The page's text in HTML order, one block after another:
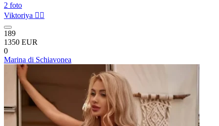
2 foto
Viktoriya ❤️‍🔥
189
1350 EUR
0
Marina di Schiavonea